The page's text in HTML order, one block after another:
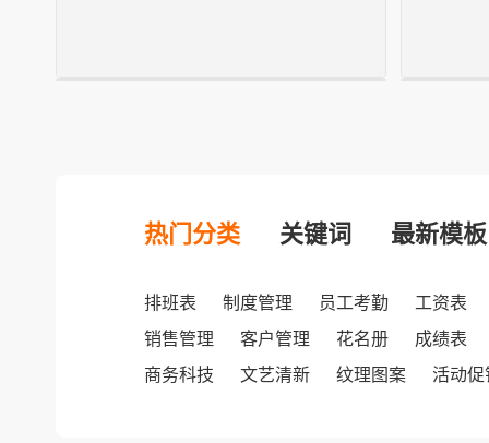
热门分类 关键词 最新模板
排班表 制度管理 员工考勤
工资表
销售管理
客户管理 花名册
成绩表
商务科技
文艺清新 纹理图案 活动促